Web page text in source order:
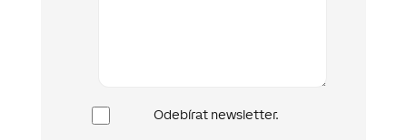
Newsletter
Odebírat newsletter.